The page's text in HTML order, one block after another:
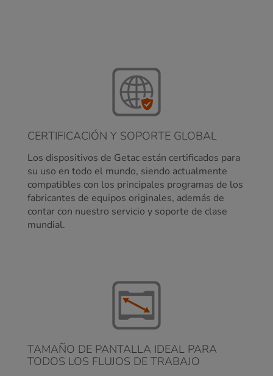
CERTIFICACIÓN Y SOPORTE GLOBAL
Los dispositivos de Getac están certificados para
su uso en todo el mundo, siendo actualmente
compatibles con los principales programas de los
fabricantes de equipos originales, además de
contar con nuestro servicio y soporte de clase
mundial.
TAMAÑO DE PANTALLA IDEAL PARA
TODOS LOS FLUJOS DE TRABAJO